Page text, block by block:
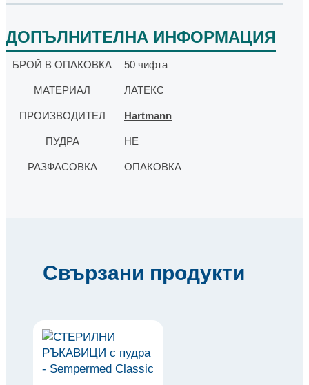
ДОПЪЛНИТЕЛНА ИНФОРМАЦИЯ
БРОЙ В ОПАКОВКА 50 чифта
МАТЕРИАЛ ЛАТЕКС
ПРОИЗВОДИТЕЛ Hartmann
ПУДРА НЕ
РАЗФАСОВКА ОПАКОВКА
Свързани продукти